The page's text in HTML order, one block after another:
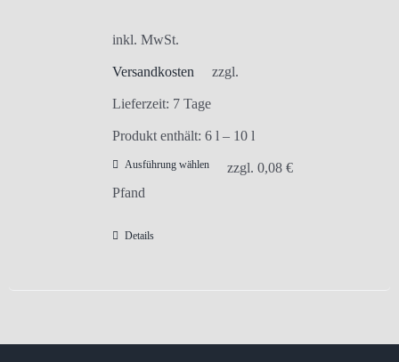
inkl. MwSt.
zzgl.
Versandkosten
Lieferzeit: 7 Tage
Produkt enthält: 6 l – 10 l
Ausführung wählen
Dieses
Optionen
zzgl. 0,08 €
Pfand
Details